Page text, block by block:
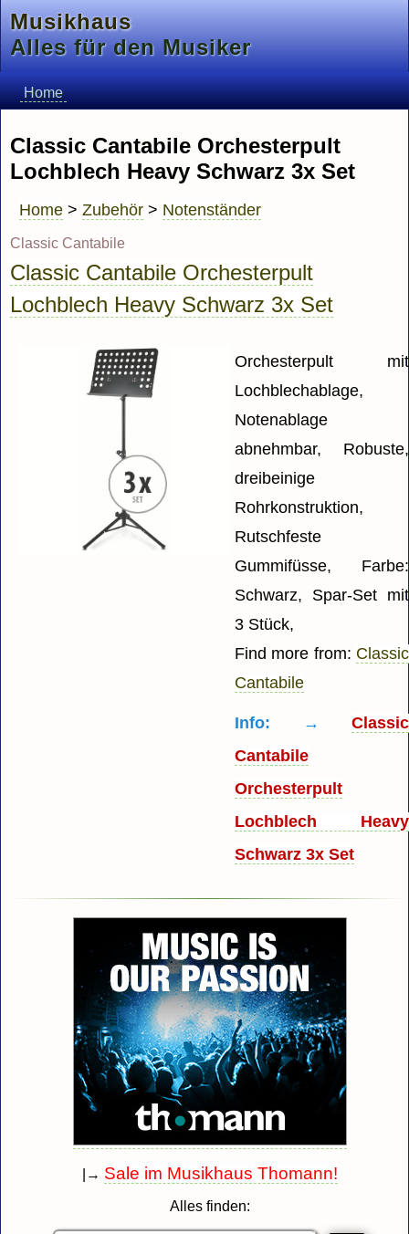
Musikhaus
Alles für den Musiker
Home
Classic Cantabile Orchesterpult
Lochblech Heavy Schwarz 3x Set
Home > Zubehör > Notenständer
Classic Cantabile
Classic Cantabile Orchesterpult
Lochblech Heavy Schwarz 3x Set
Orchesterpult mit
Lochblechablage,
Notenablage
abnehmbar, Robuste,
dreibeinige
Rohrkonstruktion,
Rutschfeste
Gummifüsse, Farbe:
Schwarz, Spar-Set mit
3 Stück,
Find more from: Classic
Cantabile
Info: →Classic
Cantabile
Orchesterpult
Lochblech Heavy
Schwarz 3x Set
|→ Sale im Musikhaus Thomann!
Alles finden: